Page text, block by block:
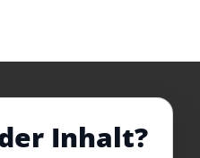
Inhalt?